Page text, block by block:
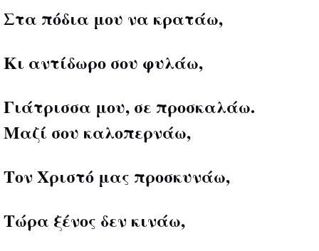
Στα πόδια μου να κρατάω,
Κι αντίδωρο σου φυλάω,
Γιάτρισσα μου, σε προσκαλάω.
Μαζί σου καλοπερνάω,
Τον Χριστό μας προσκυνάω,
Τώρα ξένος δεν κινάω,